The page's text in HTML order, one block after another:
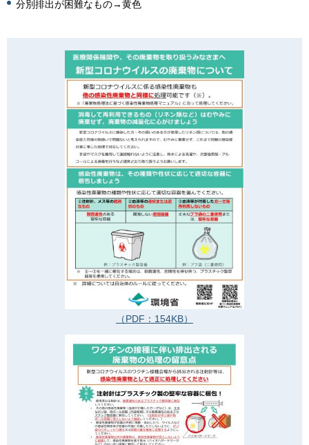
分別排出が困難なもの→黄色
（PDF：154KB）